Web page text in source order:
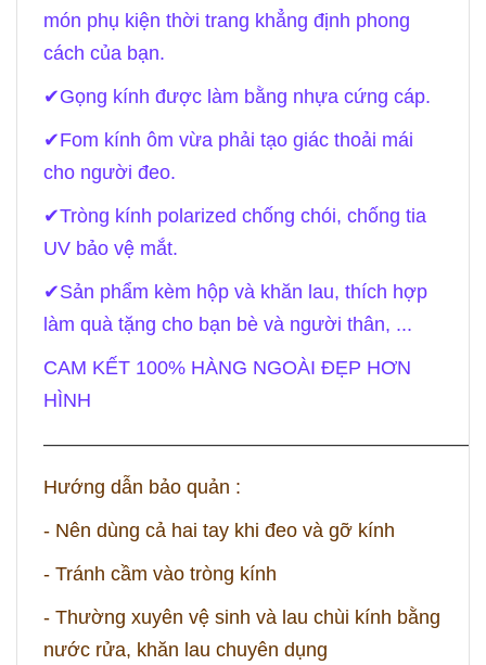
món phụ kiện thời trang khẳng định phong
cách của bạn.
✔Gọng kính được làm bằng nhựa cứng cáp.
✔Fom kính ôm vừa phải tạo giác thoải mái
cho người đeo.
✔Tròng kính polarized chống chói, chống tia
UV bảo vệ mắt.
✔Sản phẩm kèm hộp và khăn lau, thích hợp
làm quà tặng cho bạn bè và người thân, ...
CAM KẾT 100% HÀNG NGOÀI ĐẸP HƠN
HÌNH
Hướng dẫn bảo quản :
- Nên dùng cả hai tay khi đeo và gỡ kính
- Tránh cầm vào tròng kính
- Thường xuyên vệ sinh và lau chùi kính bằng
nước rửa, khăn lau chuyên dụng